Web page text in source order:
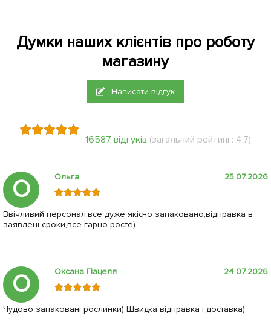
Думки наших клієнтів про роботу
магазину
Написати відгук
16587 відгуків (загальний рейтинг: 4.7)
О Ольга 25.07.2026
Ввічливий персонал,все дуже якісно запаковано,відправка в
заявлені сроки,все гарно росте)
О Оксана Пацеля 24.07.2026
Чудово запаковані рослинки) Швидка відправка і доставка)